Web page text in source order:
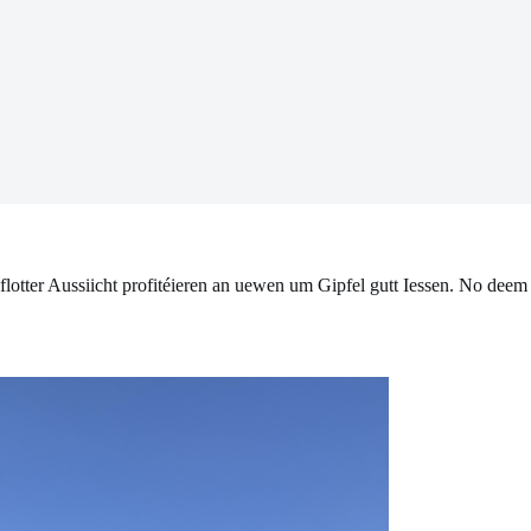
Aussiicht profitéieren an uewen um Gipfel gutt Iessen. No deem